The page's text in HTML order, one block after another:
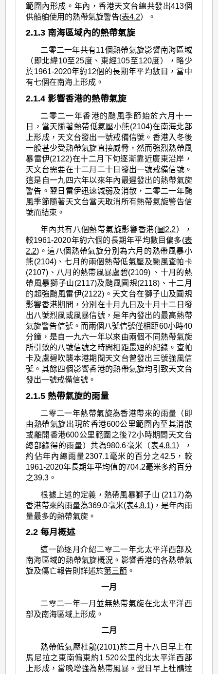
範圍內形成。年內，香港天文台總共發出413個
供船舶使用的熱帶氣旋警告(表4.2）。
2.1.3 南海區域內的熱帶氣旋
二零二一年共有11個熱帶氣旋影響南海區域
（即北緯10至25度、東經105至120度），略少
於1961-2020年約12個的長期年平均數目，當中
有七個在南海上形成。
2.1.4 影響香港的熱帶氣旋
二零二一年香港的颱風季節始於六月十一
日，當天隨著熱帶低氣壓小熊(2104)在南海北部
上形成，天文台發出一號戒備信號。香港入冬後
一般甚少受熱帶氣旋直接威脅，然而強烈熱帶風
暴雷伊(2122)在十二月下旬逐漸靠近廣東沿岸，
天文台需要在十二月二十日發出一號戒備信號。
這是自一九四六年以來年內最遲發出的熱帶氣旋
警告。翌日雷伊迅速減弱及消散，二零二一年颱
風季節隨著天文台當天取消所有熱帶氣旋警告信
號而結束。
年內共有八個熱帶氣旋影響香港( 圖2.2），
較1961-2020年約六個的長期年平均數目偏多(表
2.2)。這八個熱帶氣旋分別為六月的熱帶風暴小
熊(2104)、七月的兩個熱帶低氣壓及颱風查帕卡
(2107)、八月的熱帶風暴盧碧(2109) 、十月的熱
帶風暴獅子山(2117)及颱風圓規(2118)、十二月
的超強颱風雷伊(2122)。天文台在獅子山及圓規
影響香港期間，分別在十月九日及十月十二日發
出八號烈風或風暴信號，是年內發出的最高熱帶
氣旋警告信號。而兩個八號信號僅相距60小時40
分鐘，是自一九六一年以來由兩個不同熱帶氣旋
所引致的八號信號之時間相距最短的紀錄。查帕
卡及盧碧吹襲本港期間天文台曾發出三號強風信
號。其餘四個影響香港的熱帶氣旋均引致天文台
發出一號戒備信號。
2.1.5 熱帶氣旋的雨量
二零二一年熱帶氣旋為香港帶來的雨量（即
由熱帶氣旋出現於香港600公里範圍內至其消散
或離開香港600公里範圍之後72小時期間天文台
總部錄得的雨量）共為980.6毫米（表4.8.1），
約佔年內總雨量2307.1毫米的百分之42.5，較
1961-2020年長期年平均值的704.2毫米多約百分
之39.3。
根據上述的定義，熱帶風暴獅子山 (2117)為
香港帶來的雨量為369.0毫米(表4.8.1)，是年內雨
量最多的熱帶氣旋。
2.2 每月概述
這一節逐月介紹二零二一年北太平洋西部及
南海區域的熱帶氣旋概況。影響香港的各熱帶氣
旋及傷亡報告則詳述於第三節 。
一月
二零二一年一月並無熱帶氣旋在北太平洋西
部及南海區域上形成。
二月
熱帶低氣壓杜鵑(2101)於二月十八日早上在
馬尼拉之東南偏東約1 520公里的北太平洋西部
上形成，當晚增強為熱帶風暴。翌日早上杜鵑達